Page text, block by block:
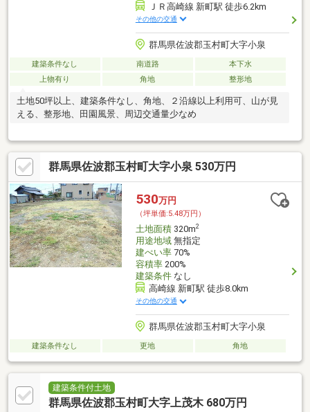
ＪＲ高崎線 新町駅 徒歩6.2km
その他の交通
群馬県佐波郡玉村町大字小泉
建築条件なし 南道路
本下水
上物有り
角地 整形地
土地50坪以上、建築条件なし、角地、２沿線以上利用可、山が見
える、整形地、田園風景、周辺交通量少なめ
群馬県佐波郡玉村町大字小泉 530万円
530万円
（坪単価:5.48万円）
土地面積320m2
用途地域無指定
建ぺい率70%
容積率200%
建築条件なし
高崎線 新町駅 徒歩8.0km
その他の交通
群馬県佐波郡玉村町大字小泉
建築条件なし 更地 角地
建築条件付土地
群馬県佐波郡玉村町大字上茂木 680万円